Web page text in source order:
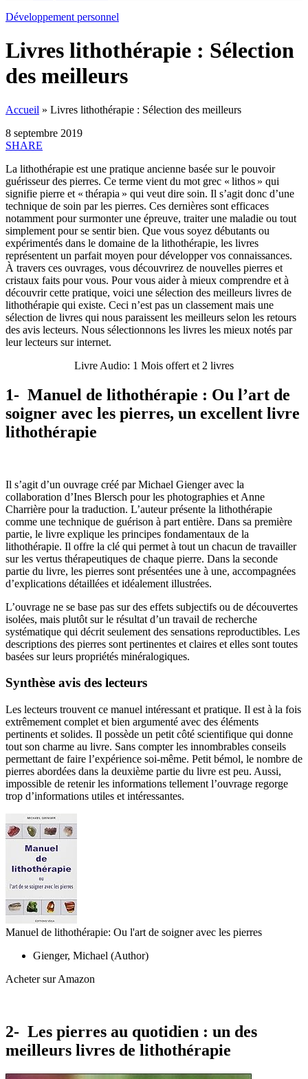
Développement personnel
Livres lithothérapie : Sélection
des meilleurs
Accueil » Livres lithothérapie : Sélection des meilleurs
8 septembre 2019
SHARE
La lithothérapie est une pratique ancienne basée sur le pouvoir
guérisseur des pierres. Ce terme vient du mot grec « lithos » qui
signifie pierre et « thérapia » qui veut dire soin. Il s’agit donc d’une
technique de soin par les pierres. Ces dernières sont efficaces
notamment pour surmonter une épreuve, traiter une maladie ou tout
simplement pour se sentir bien. Que vous soyez débutants ou
expérimentés dans le domaine de la lithothérapie, les livres
représentent un parfait moyen pour développer vos connaissances.
À travers ces ouvrages, vous découvrirez de nouvelles pierres et
cristaux faits pour vous. Pour vous aider à mieux comprendre et à
découvrir cette pratique, voici une sélection des meilleurs livres de
lithothérapie qui existe. Ceci n’est pas un classement mais une
sélection de livres qui nous paraissent les meilleurs selon les retours
des avis lecteurs. Nous sélectionnons les livres les mieux notés par
leur lecteurs sur internet.
Livre Audio: 1 Mois offert et 2 livres
1- Manuel de lithothérapie : Ou l’art de
soigner avec les pierres, un excellent livre
lithothérapie
Il s’agit d’un ouvrage créé par Michael Gienger avec la
collaboration d’Ines Blersch pour les photographies et Anne
Charrière pour la traduction. L’auteur présente la lithothérapie
comme une technique de guérison à part entière. Dans sa première
partie, le livre explique les principes fondamentaux de la
lithothérapie. Il offre la clé qui permet à tout un chacun de travailler
sur les vertus thérapeutiques de chaque pierre. Dans la seconde
partie du livre, les pierres sont présentées une à une, accompagnées
d’explications détaillées et idéalement illustrées.
L’ouvrage ne se base pas sur des effets subjectifs ou de découvertes
isolées, mais plutôt sur le résultat d’un travail de recherche
systématique qui décrit seulement des sensations reproductibles. Les
descriptions des pierres sont pertinentes et claires et elles sont toutes
basées sur leurs propriétés minéralogiques.
Synthèse avis des lecteurs
Les lecteurs trouvent ce manuel intéressant et pratique. Il est à la fois
extrêmement complet et bien argumenté avec des éléments
pertinents et solides. Il possède un petit côté scientifique qui donne
tout son charme au livre. Sans compter les innombrables conseils
permettant de faire l’expérience soi-même. Petit bémol, le nombre de
pierres abordées dans la deuxième partie du livre est peu. Aussi,
impossible de retenir les informations tellement l’ouvrage regorge
trop d’informations utiles et intéressantes.
Manuel de lithothérapie: Ou l'art de soigner avec les pierres
Gienger, Michael (Author)
Acheter sur Amazon
2- Les pierres au quotidien : un des
meilleurs livres de lithothérapie